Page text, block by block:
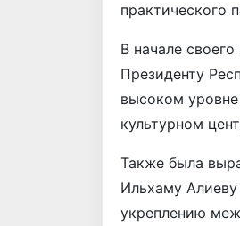
практического
В начале
Президенту
высоком
культурном
Также была
Ильхаму
укреплению